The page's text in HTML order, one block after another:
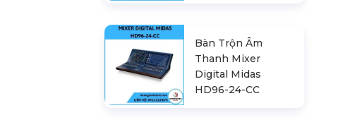
Bàn Trộn Âm
Thanh Mixer
Digital Midas
HD96-24-CC